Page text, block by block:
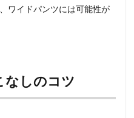
ワイドパンツには可能性が
なしのコツ